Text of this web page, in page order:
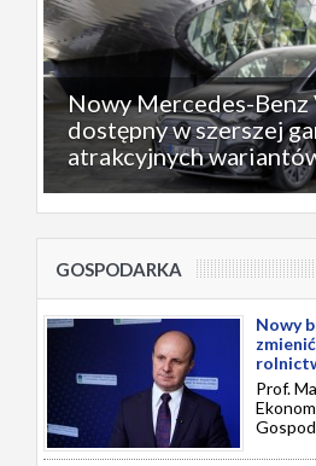
Nowy Mercedes-Benz
dostępny w szerszej
atrakcyjnych
GOSPODARKA
Nowy
Prof.